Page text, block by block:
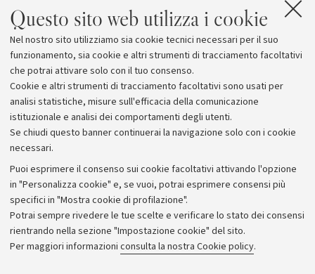
Questo sito web utilizza i cookie
Nel nostro sito utilizziamo sia cookie tecnici necessari per il suo
funzionamento, sia cookie e altri strumenti di tracciamento facoltativi
che potrai attivare solo con il tuo consenso.
Cookie e altri strumenti di tracciamento facoltativi sono usati per
analisi statistiche, misure sull'efficacia della comunicazione
istituzionale e analisi dei comportamenti degli utenti.
Se chiudi questo banner continuerai la navigazione solo con i cookie
necessari.
Puoi esprimere il consenso sui cookie facoltativi attivando l'opzione
in "Personalizza cookie" e, se vuoi, potrai esprimere consensi più
specifici in "Mostra cookie di profilazione".
Potrai sempre rivedere le tue scelte e verificare lo stato dei consensi
rientrando nella sezione "Impostazione cookie" del sito.
Per maggiori informazioni consulta la nostra Cookie policy.
Confucio di Bologna Xu Yumin, il presidente della Scuola
di medicina Luigi Bolondi e i docenti Unibo Daniele
Fabbri, Giovanna Cenacchi, Carla De Giovanni, Angelo
Stefanini e Marco Seri.
Archivio
Comunicati stampa
Redazione
Rassegna stampa